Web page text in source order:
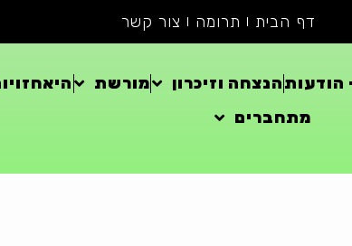
דף הבית תרומה צור קשר
הודעותהנצחה וזיכרון מורשת
מתחברים